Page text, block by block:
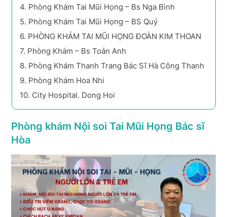
4. Phòng Khám Tai Mũi Họng – Bs Nga Bình
5. Phòng Khám Tai Mũi Họng – BS Quý
6. PHÒNG KHÁM TAI MŨI HỌNG ĐOÀN KIM THOAN
7. Phòng Khám – Bs Toản Anh
8. Phòng Khám Thanh Trang Bác Sĩ Hà Công Thanh
9. Phòng Khám Hoa Nhi
10. City Hospital. Dong Hoi
Phòng khám Nội soi Tai Mũi Họng Bác sĩ
Hòa